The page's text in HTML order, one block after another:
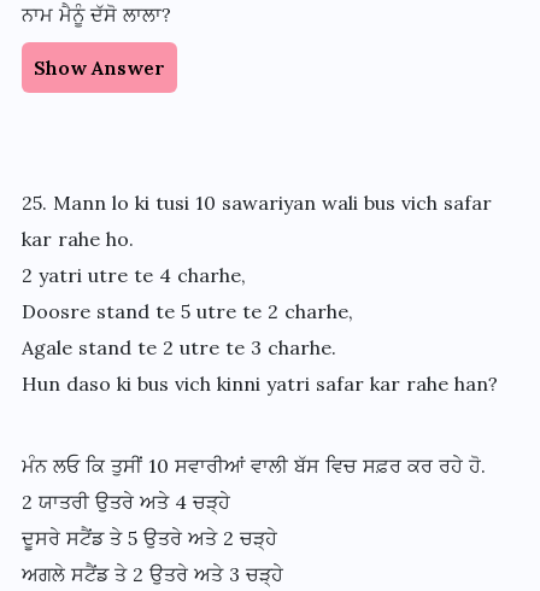
ਨਾਮ ਮੈਨੂੰ ਦੱਸੋ ਲਾਲਾ?
Show Answer
25. Mann lo ki tusi 10 sawariyan wali bus vich safar
kar rahe ho.
2 yatri utre te 4 charhe,
Doosre stand te 5 utre te 2 charhe,
Agale stand te 2 utre te 3 charhe.
Hun daso ki bus vich kinni yatri safar kar rahe han?
ਮੰਨ ਲਓ ਕਿ ਤੁਸੀਂ 10 ਸਵਾਰੀਆਂ ਵਾਲੀ ਬੱਸ ਵਿਚ ਸਫ਼ਰ ਕਰ ਰਹੇ ਹੋ.
2 ਯਾਤਰੀ ਉਤਰੇ ਅਤੇ 4 ਚੜ੍ਹੇ
ਦੂਸਰੇ ਸਟੈਂਡ ਤੇ 5 ਉਤਰੇ ਅਤੇ 2 ਚੜ੍ਹੇ
ਅਗਲੇ ਸਟੈਂਡ ਤੇ 2 ਉਤਰੇ ਅਤੇ 3 ਚੜ੍ਹੇ